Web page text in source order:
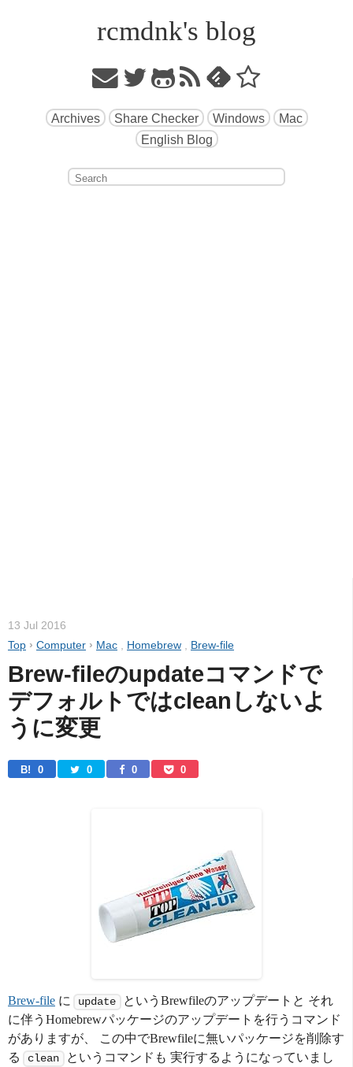
rcmdnk's blog
Archives Share Checker Windows
Mac
English Blog
13 Jul 2016
Top › Computer › Mac Homebrew Brew-file
Brew-fileのupdateコマンドで
デフォルトではcleanしないよ
うに変更
B! 0 0 0 0
Brew-file に update
というBrewfileのアップデートと それ
に伴うHomebrewパッケージのアップデートを行うコマンド
がありますが、 この中でBrewfileに無いパッケージを削除す
る
clean
というコマンドも 実行するようになっていまし